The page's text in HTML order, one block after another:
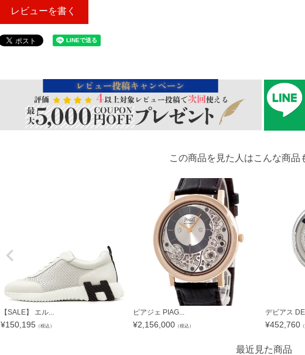
レビューを書く
この商品を見た人はこんな商品
【SALE】 エル...
¥150,195 （税込）
ピアジェ PIAG...
¥2,156,000 （税込）
デビアス
¥452,760
最近見た商品